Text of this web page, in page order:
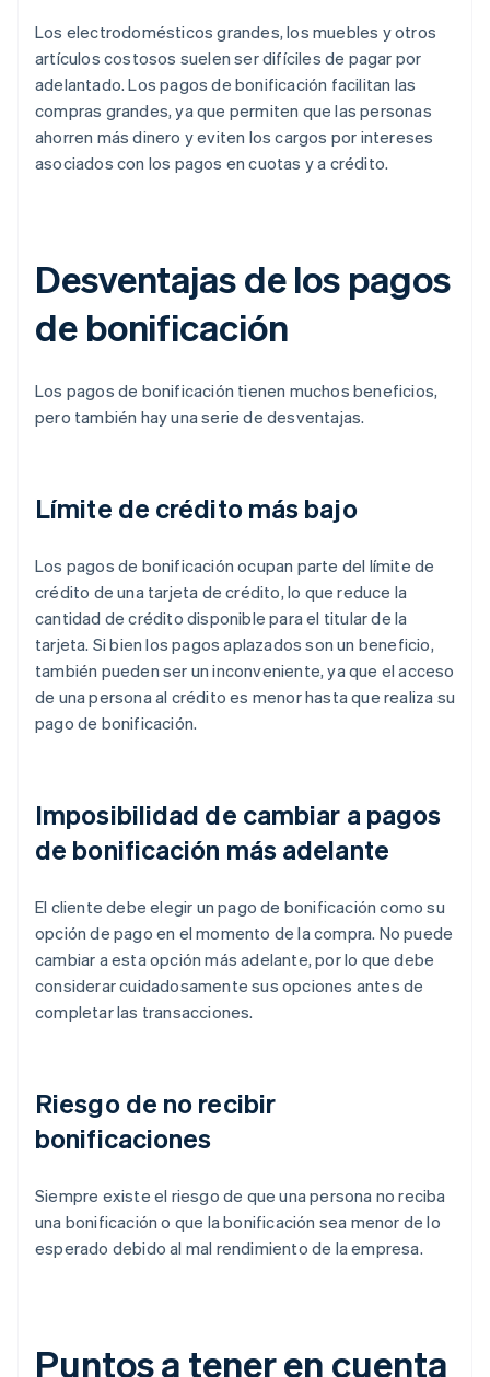
Los electrodomésticos grandes, los muebles y otros
artículos costosos suelen ser difíciles de pagar por
adelantado. Los pagos de bonificación facilitan las
compras grandes, ya que permiten que las personas
ahorren más dinero y eviten los cargos por intereses
asociados con los pagos en cuotas y a crédito.
Desventajas de los pagos
de bonificación
Los pagos de bonificación tienen muchos beneficios,
pero también hay una serie de desventajas.
Límite de crédito más bajo
Los pagos de bonificación ocupan parte del límite de
crédito de una tarjeta de crédito, lo que reduce la
cantidad de crédito disponible para el titular de la
tarjeta. Si bien los pagos aplazados son un beneficio,
también pueden ser un inconveniente, ya que el acceso
de una persona al crédito es menor hasta que realiza su
pago de bonificación.
Imposibilidad de cambiar a pagos
de bonificación más adelante
El cliente debe elegir un pago de bonificación como su
opción de pago en el momento de la compra. No puede
cambiar a esta opción más adelante, por lo que debe
considerar cuidadosamente sus opciones antes de
completar las transacciones.
Riesgo de no recibir
bonificaciones
Siempre existe el riesgo de que una persona no reciba
una bonificación o que la bonificación sea menor de lo
esperado debido al mal rendimiento de la empresa.
Puntos a tener en cuenta